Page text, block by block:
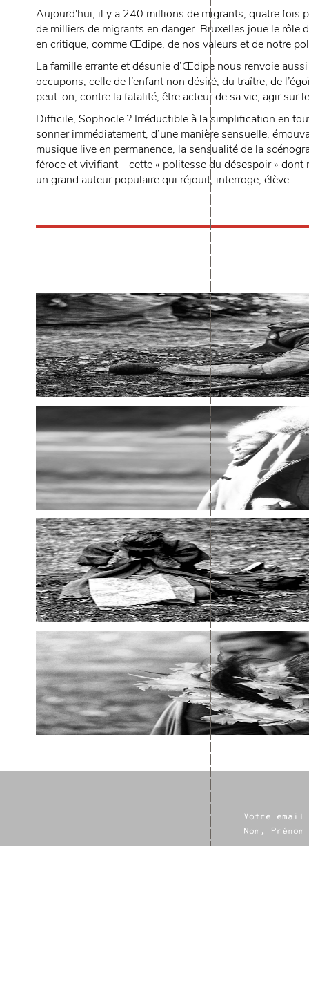
Aujourd'hui, il y a 240 millions de migrants, quatre fois
de milliers de migrants en danger. Bruxelles joue le rôle
en critique, comme Œdipe, de nos valeurs et de notre
La famille errante et désunie d’Œdipe nous renvoie
occupons, celle de l’enfant non désiré, du traître, de
peut-on, contre la fatalité, être acteur de sa vie, agir sur
Difficile, Sophocle ? Irréductible à la simplification en
sonner immédiatement, d’une manière sensuelle,
musique live en permanence, la sensualité de la
féroce et vivifiant – cette « politesse du désespoir »
un grand auteur populaire qui réjouit, interroge, élève.
Votre email
Nom, Prénom